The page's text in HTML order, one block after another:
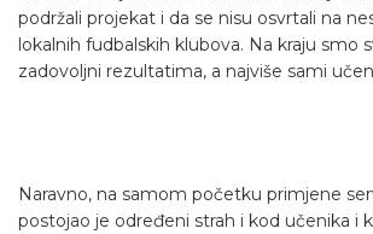
podržali projekat i da se nisu osvrtali na
lokalnih fudbalskih klubova. Na kraju smo
zadovoljni rezultatima, a najviše sami
Naravno, na samom početku primjene
postojao je određeni strah i kod učenika i